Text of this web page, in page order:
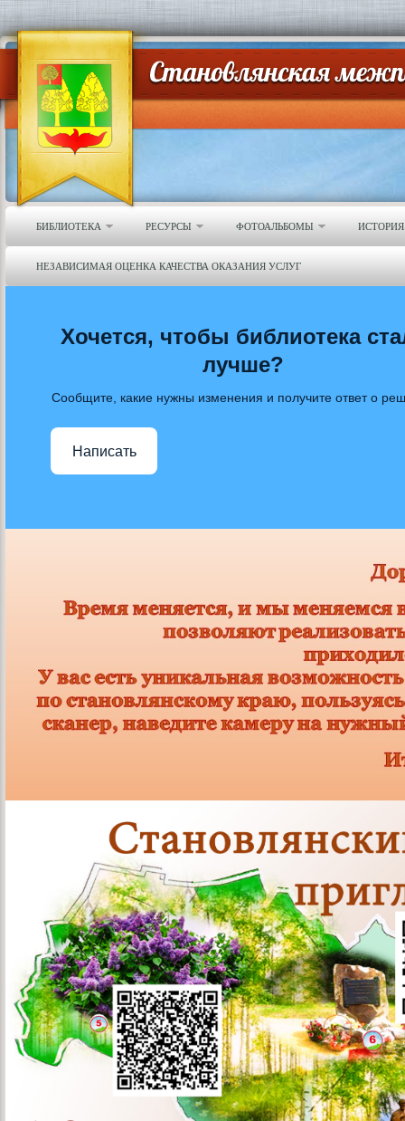
БИБЛИОТЕКА РЕСУРСЫ ФОТОАЛЬБОМЫ
НЕЗАВИСИМАЯ ОЦЕНКА КАЧЕСТВА ОКАЗАНИЯ УСЛУГ
Хочется, чтобы библиотека
лучше?
Сообщите, какие нужны изменения и получите ответ о
Написать